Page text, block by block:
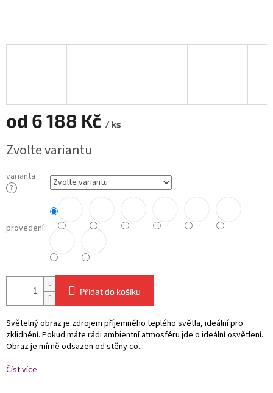
od 6 188 Kč / ks
cena:
Zvolte variantu
varianta
?
provedení
Přidat do košíku
Světelný obraz je zdrojem příjemného teplého světla, ideální pro
zklidnění. Pokud máte rádi ambientní atmosféru jde o ideální osvětlení.
Obraz je mírně odsazen od stěny co...
Číst více